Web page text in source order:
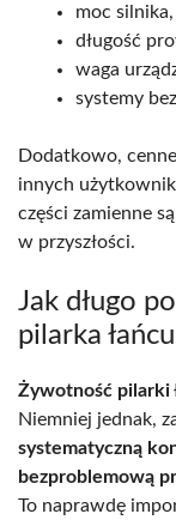
moc silnika,
długość
waga
systemy
Dodatkowo,
innych
części zamienne
w przyszłości.
Jak długo
pilarka
Żywotność pilarki
Niemniej jednak,
systematyczną
bezproblemową
To naprawdę